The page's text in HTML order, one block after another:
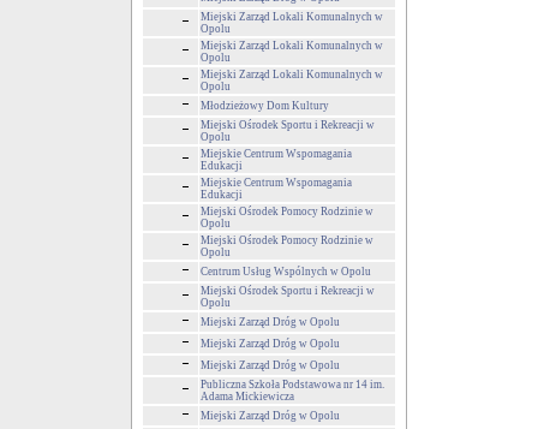
Miejski Zarząd Lokali Komunalnych w
Opolu
Miejski Zarząd Lokali Komunalnych w
Opolu
Miejski Zarząd Lokali Komunalnych w
Opolu
Młodzieżowy Dom Kultury
Miejski Ośrodek Sportu i Rekreacji w
Opolu
Miejskie Centrum Wspomagania
Edukacji
Miejskie Centrum Wspomagania
Edukacji
Miejski Ośrodek Pomocy Rodzinie w
Opolu
Miejski Ośrodek Pomocy Rodzinie w
Opolu
Centrum Usług Wspólnych w Opolu
Miejski Ośrodek Sportu i Rekreacji w
Opolu
Miejski Zarząd Dróg w Opolu
Miejski Zarząd Dróg w Opolu
Miejski Zarząd Dróg w Opolu
Publiczna Szkoła Podstawowa nr 14 im.
Adama Mickiewicza
Miejski Zarząd Dróg w Opolu